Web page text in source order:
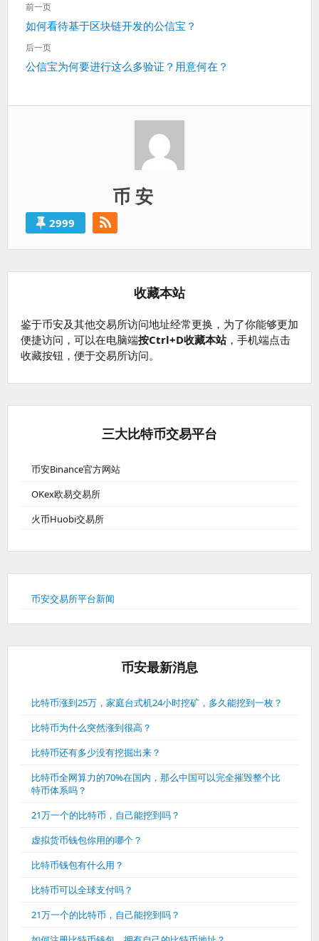
章
导
航
前一页
上
一
如何看待基于区块链开发的公信宝？
后一页
下
公信宝为何要进行这么多验证？用意何在？
币 安
2999
收藏本站
鉴于币安及其他交易所访问地址经常更换，为了你能够更加
便捷访问，可以在电脑端按Ctrl+D收藏本站，手机端点击
收藏按钮，便于交易所访问。
三大比特币交易平台
币安Binance官方网站
OKex欧易交易所
火币Huobi交易所
币安交易所平台新闻
币安最新消息
比特币涨到25万，家庭台式机24小时挖矿，多久能挖到一枚？
比特币为什么突然涨到很高？
比特币还有多少没有挖掘出来？
比特币全网算力的70%在国内，那么中国可以完全摧毁整个比
特币体系吗？
21万一个的比特币，自己能挖到吗？
虚拟货币钱包你用的哪个？
比特币钱包有什么用？
比特币可以全球支付吗？
21万一个的比特币，自己能挖到吗？